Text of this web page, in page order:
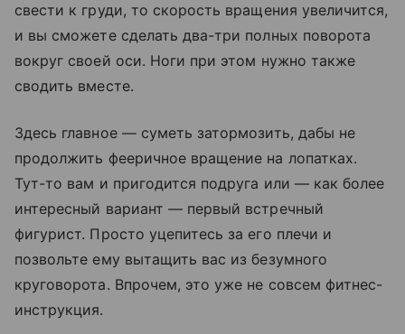
свести к груди, то скорость вращения увеличится,
и вы сможете сделать два-три полных поворота
вокруг своей оси. Ноги при этом нужно также
сводить вместе.
Здесь главное — суметь затормозить, дабы не
продолжить фееричное вращение на лопатках.
Тут-то вам и пригодится подруга или — как более
интересный вариант — первый встречный
фигурист. Просто уцепитесь за его плечи и
позвольте ему вытащить вас из безумного
круговорота. Впрочем, это уже не совсем фитнес-
инструкция.